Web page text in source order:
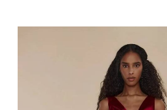
était :
76,99 €.